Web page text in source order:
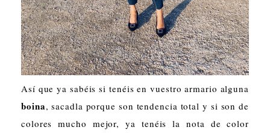
Así que ya sabéis si tenéis en vuestro armario alguna
boina, sacadla porque son tendencia total y si son de
colores mucho mejor, ya tenéis la nota de color